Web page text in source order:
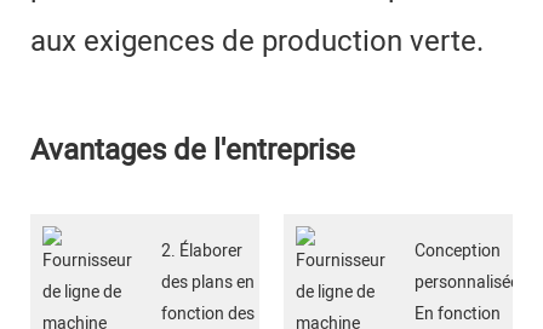
aux exigences de production verte.
Avantages de l'entreprise
2. Élaborer
des plans en
fonction des
Conception
personnalisée
En fonction